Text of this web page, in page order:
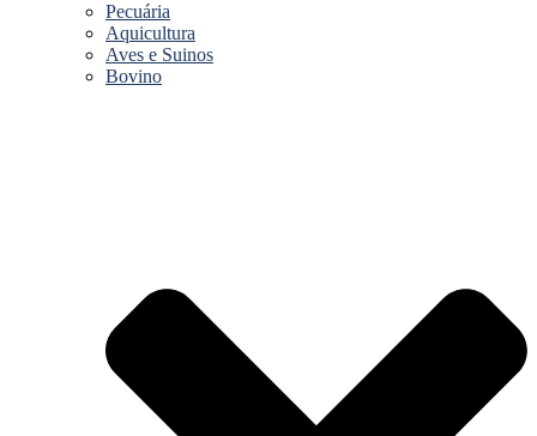
Pecuária
Aquicultura
Aves e Suinos
Bovino